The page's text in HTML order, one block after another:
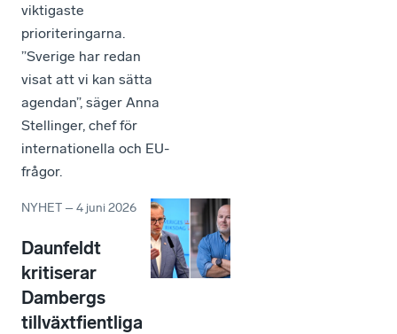
viktigaste
prioriteringarna.
”Sverige har redan
visat att vi kan sätta
agendan”, säger Anna
Stellinger, chef för
internationella och EU-
frågor.
NYHET –4 juni 2026
Daunfeldt
kritiserar
Dambergs
tillväxtfientliga